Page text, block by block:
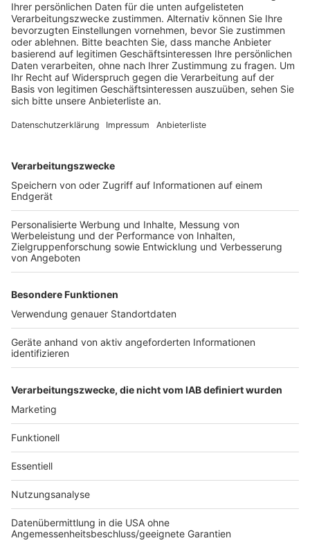
Bahnstrecke in Fischenich aber nicht umgesetzt
haben. Er soll die Bauarbeiten freigegeben haben,
obwohl die dafür erforderliche Sperrung des Gleises
noch nicht bestätigt worden war. Zudem soll er
Sicherheitsposten an der Strecke nicht richtig
positioniert und eingewiesen haben, die die Arbeiter
vor heranfahrenden Zügen warnen sollten. Deshalb
stand der Bautrupp wohl noch im Gleis, als der IC
konnte den tödlichen Unfall nicht mehr verhindern.
Anzeige
Weitere Themen von Rhein und Erft
Anzeige
Evakuierungsaktion
Unwetter trifft Erftstadt
Mehr Wasserstoffbusse im Rhein-Erft-Kreis
Anzeige
Anzeige